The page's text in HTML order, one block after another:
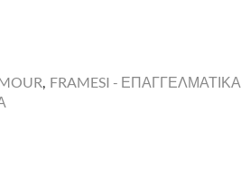
FRAMESI - ΕΠΑΓΓΕΛΜΑΤΙΚΑ